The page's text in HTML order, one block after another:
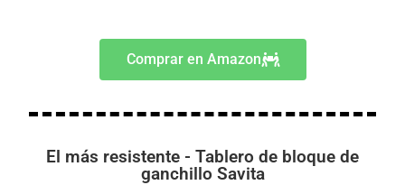
Comprar en Amazon
El más resistente - Tablero de bloque de
ganchillo Savita